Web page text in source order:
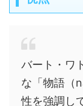
バート・ワ
な「物語（
性を強調し